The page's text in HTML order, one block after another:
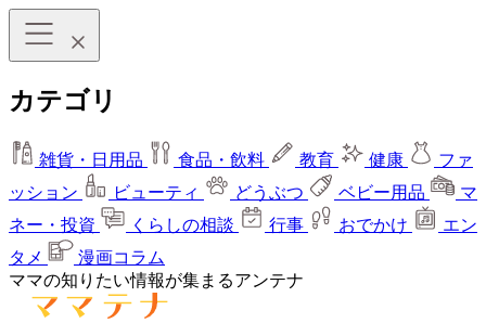
カテゴリ
雑貨・日用品 食品・飲料 教育 健康
ファ
ッション
ビューティ どうぶつ ベビー用品
マ
ネー・投資
くらしの相談 行事 おでかけ
エン
タメ
漫画コラム
ママの知りたい情報が集まるアンテナ